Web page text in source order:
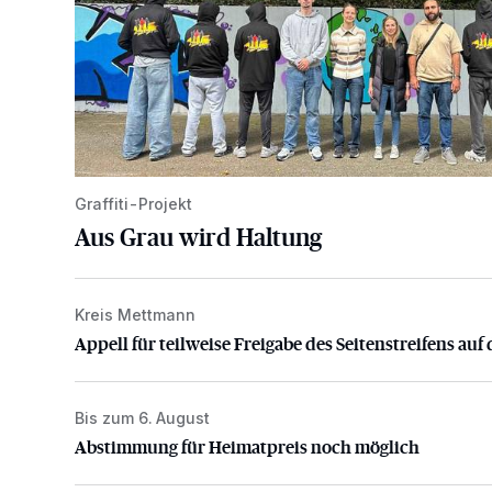
Graffiti-Projekt
Aus Grau wird Haltung
Appell für teilweise Freigabe des Seitenstreifens auf
Kreis Mettmann
Appell für teilweise Freigabe des Seitenstreifens auf
Abstimmung für Heimatpreis noch möglich
Bis zum 6. August
Abstimmung für Heimatpreis noch möglich